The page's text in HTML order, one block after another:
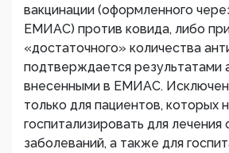
вакцинации (оформленного
ЕМИАС) против ковида, либо
«достаточного» количества
подтверждается результатами
внесенными в ЕМИАС.
только для пациентов, которых
госпитализировать для лечения
заболеваний, а также для